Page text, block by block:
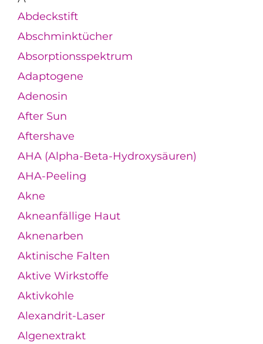
Abdeckstift
Abschminktücher
Absorptionsspektrum
Adaptogene
Adenosin
After Sun
Aftershave
AHA (Alpha-Beta-Hydroxysäuren)
AHA-Peeling
Akne
Akneanfällige Haut
Aknenarben
Aktinische Falten
Aktive Wirkstoffe
Aktivkohle
Alexandrit-Laser
Algenextrakt